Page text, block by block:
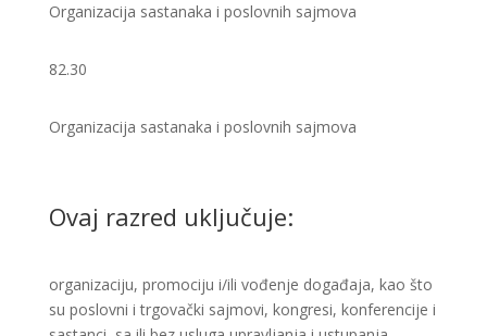
Organizacija sastanaka i poslovnih sajmova
82.30
Organizacija sastanaka i poslovnih sajmova ​
Ovaj razred uključuje:
organizaciju, promociju i/ili vođenje događaja, kao što
su poslovni i trgovački sajmovi, kongresi, konferencije i